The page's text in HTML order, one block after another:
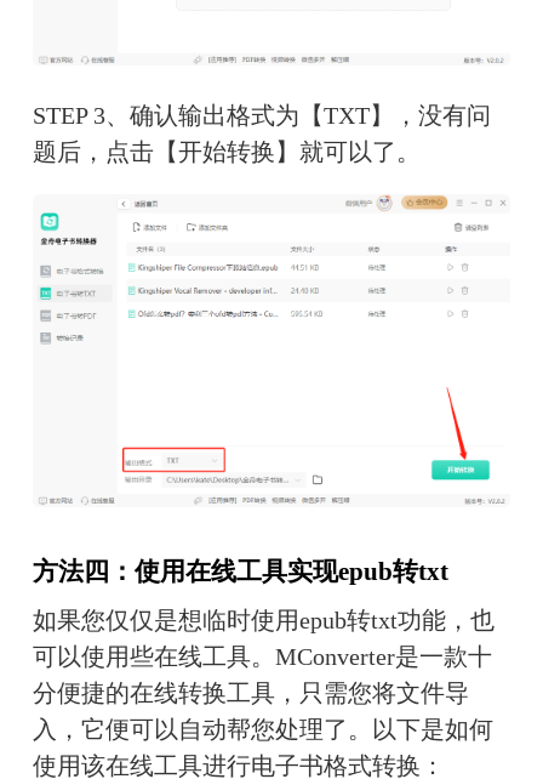
STEP 3、确认输出格式为【TXT】，没有问
题后，点击【开始转换】就可以了。
方法四：使用在线工具实现epub转txt
如果您仅仅是想临时使用epub转txt功能，也
可以使用些在线工具。MConverter是一款十
分便捷的在线转换工具，只需您将文件导
入，它便可以自动帮您处理了。以下是如何
使用该在线工具进行电子书格式转换：